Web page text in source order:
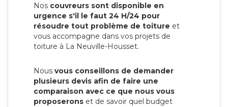
Nos couvreurs sont disponible en
urgence s'il le faut 24 H/24 pour
résoudre tout problème de toiture et
vous accompagne dans vos projets de
toiture à La Neuville-Housset.
Nous vous conseillons de demander
plusieurs devis afin de faire une
comparaison avec ce que nous vous
proposerons et de savoir quel budget